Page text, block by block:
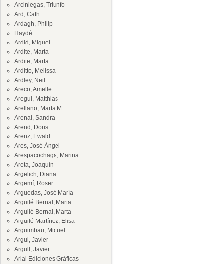
Arciniegas, Triunfo
Ard, Cath
Ardagh, Philip
Haydé
Ardid, Miguel
Ardite, Marta
Ardite, Marta
Arditto, Melissa
Ardley, Neil
Areco, Amelie
Aregui, Matthias
Arellano, Marta M.
Arenal, Sandra
Arend, Doris
Arenz, Ewald
Ares, José Ángel
Arespacochaga, Marina
Areta, Joaquín
Argelich, Diana
Argemí, Roser
Arguedas, José María
Arguilé Bernal, Marta
Arguilé Bernal, Marta
Arguilé Martínez, Elisa
Arguimbau, Miquel
Argul, Javier
Argull, Javier
Arial Ediciones Gráficas